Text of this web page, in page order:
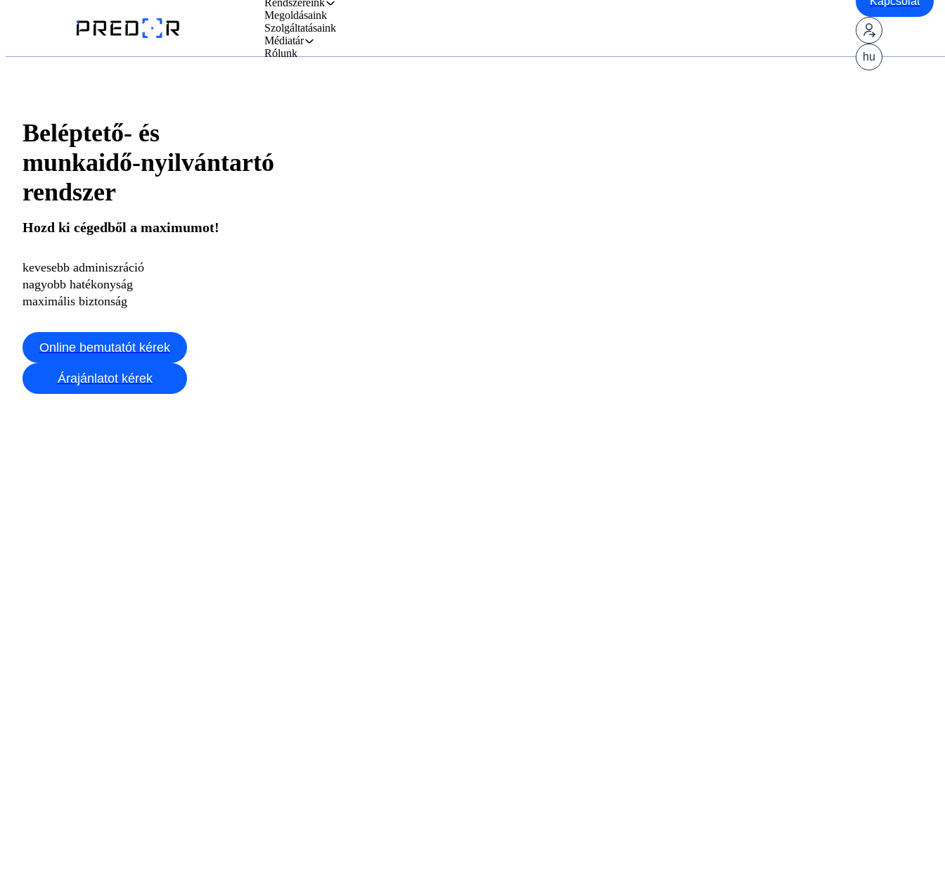
Rendszereink
Megoldásaink
Szolgáltatásaink
Médiatár
Rólunk
hu
Beléptető- és
munkaidő-nyilvántartó
rendszer
Hozd ki cégedből a maximumot!
kevesebb adminiszráció
nagyobb hatékonyság
maximális biztonság
Online bemutatót kérek
Árajánlatot kérek